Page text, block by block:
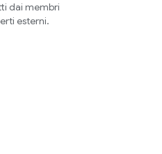
dai membri
esterni.